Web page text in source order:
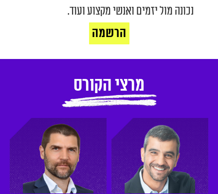
נכונה מול יזמים ואנשי מקצוע ועוד.
הרשמה
מרצי הקורס